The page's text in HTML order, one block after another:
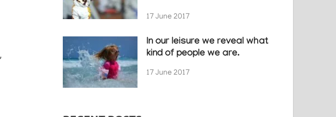
17 June 2017
In our leisure we reveal what
kind of people we are.
17 June 2017